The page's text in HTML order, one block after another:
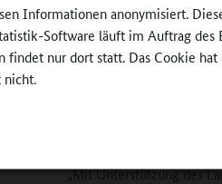
Informationen anonymisiert.
Software läuft im Auftrag des
findet nur dort statt. Das Cookie
nicht zuletzt seien auch
für eine gute
Ganztag ist wichtig, bei
„Mit Unterstützung des